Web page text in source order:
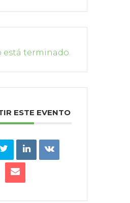
está terminado.
ESTE EVENTO